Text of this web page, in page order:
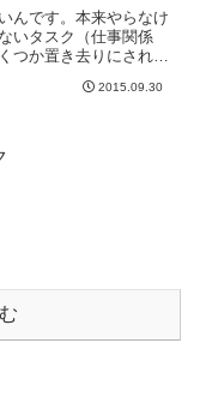
んです。本来やらなけ
いタスク（仕事関係
つか置き去りにされて
九条ネギの唄なんか作
悪癖がありますwさ
2015.09.30